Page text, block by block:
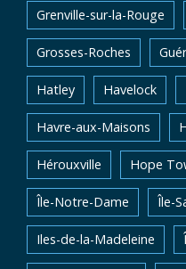
Grenville-sur-la-Rouge
Grosses-Roches
Hatley Havelock
Havre-aux-Maisons
Hérouxville Hope
Île-Notre-Dame Île-
Iles-de-la-Madeleine